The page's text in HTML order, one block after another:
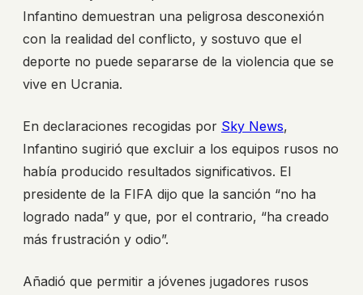
Infantino demuestran una peligrosa desconexión
con la realidad del conflicto, y sostuvo que el
deporte no puede separarse de la violencia que se
vive en Ucrania.
En declaraciones recogidas por Sky News,
Infantino sugirió que excluir a los equipos rusos no
había producido resultados significativos. El
presidente de la FIFA dijo que la sanción “no ha
logrado nada” y que, por el contrario, “ha creado
más frustración y odio”.
Añadió que permitir a jóvenes jugadores rusos